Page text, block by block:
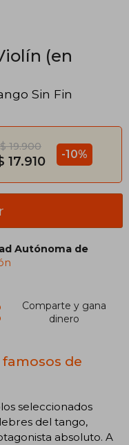
(en
Sin Fin
$ 19.900
17.910 -10%
Autónoma de
Comparte y gana
dinero
de
seleccionados
del tango,
absoluto. A